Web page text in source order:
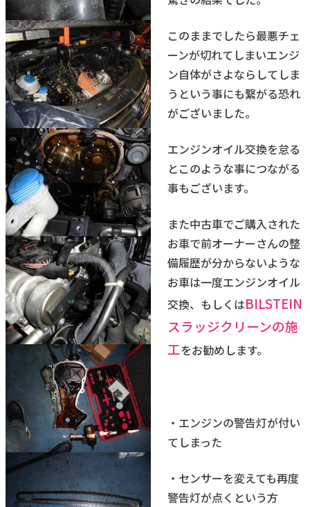
このままでしたら最悪チェ
ーンが切れてしまいエンジ
ン自体がさよならしてしま
うという事にも繋がる恐れ
がございました。
エンジンオイル交換を怠る
とこのような事につながる
事もございます。
また中古車でご購入された
お車で前オーナーさんの整
備履歴が分からないような
お車は一度エンジンオイル
交換、もしくはBILSTEIN
スラッジクリーンの施
工をお勧めします。
・エンジンの警告灯が付い
てしまった
・センサーを変えても再度
警告灯が点くという方